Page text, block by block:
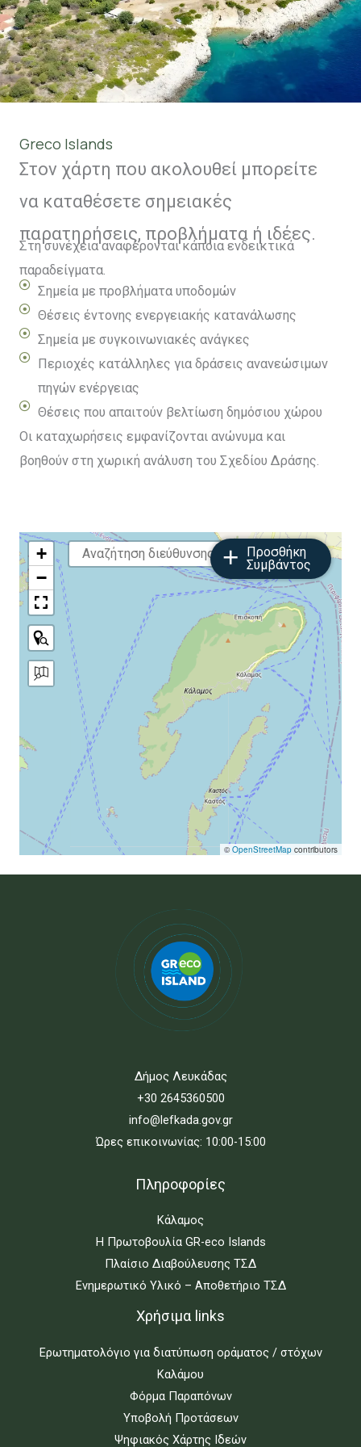
Greco Islands
Στον χάρτη που ακολουθεί μπορείτε
να καταθέσετε σημειακές
παρατηρήσεις, προβλήματα ή ιδέες.
Στη συνέχεια αναφέρονται κάποια ενδεικτικά
παραδείγματα.
Σημεία με προβλήματα υποδομών
Θέσεις έντονης ενεργειακής κατανάλωσης
Σημεία με συγκοινωνιακές ανάγκες
Περιοχές κατάλληλες για δράσεις ανανεώσιμων
πηγών ενέργειας
Θέσεις που απαιτούν βελτίωση δημόσιου χώρου
Οι καταχωρήσεις εμφανίζονται ανώνυμα και
βοηθούν στη χωρική ανάλυση του Σχεδίου Δράσης.
+
−
©OpenStreetMap contributors
×
+
Προσθήκη
Συμβάντος
Δήμος Λευκάδας
+30 2645360500
info@lefkada.gov.gr
Ώρες επικοινωνίας: 10:00-15:00
Πληροφορίες
Κάλαμος
Η Πρωτοβουλία GR-eco Islands
Πλαίσιο Διαβούλευσης ΤΣΔ
Ενημερωτικό Υλικό – Αποθετήριο ΤΣΔ
Χρήσιμα links
Ερωτηματολόγιο για διατύπωση οράματος / στόχων
Καλάμου
Φόρμα Παραπόνων
Υποβολή Προτάσεων
Ψηφιακός Χάρτης Ιδεών